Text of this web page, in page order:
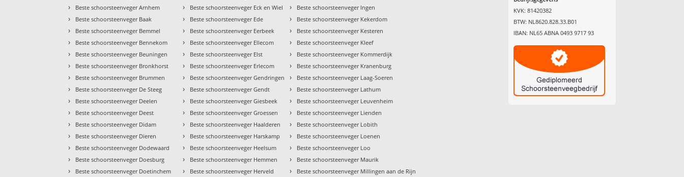
› Beste schoorsteenveger Arnhem
› Beste schoorsteenveger Baak
› Beste schoorsteenveger Bemmel
› Beste schoorsteenveger Bennekom
› Beste schoorsteenveger Beuningen
› Beste schoorsteenveger Bronkhorst
› Beste schoorsteenveger Brummen
› Beste schoorsteenveger De Steeg
› Beste schoorsteenveger Deelen
› Beste schoorsteenveger Deest
› Beste schoorsteenveger Didam
› Beste schoorsteenveger Dieren
› Beste schoorsteenveger Dodewaard
› Beste schoorsteenveger Doesburg
› Beste schoorsteenveger Doetinchem
› Beste schoorsteenveger Eck en Wiel
› Beste schoorsteenveger Ede
› Beste schoorsteenveger Eerbeek
› Beste schoorsteenveger Ellecom
› Beste schoorsteenveger Elst
› Beste schoorsteenveger Erlecom
› Beste schoorsteenveger Gendringen
› Beste schoorsteenveger Gendt
› Beste schoorsteenveger Giesbeek
› Beste schoorsteenveger Groessen
› Beste schoorsteenveger Haalderen
› Beste schoorsteenveger Harskamp
› Beste schoorsteenveger Heelsum
› Beste schoorsteenveger Hemmen
› Beste schoorsteenveger Herveld
› Beste schoorsteenveger Ingen
› Beste schoorsteenveger Kekerdom
› Beste schoorsteenveger Kesteren
› Beste schoorsteenveger Kleef
› Beste schoorsteenveger Kommerdijk
› Beste schoorsteenveger Kranenburg
› Beste schoorsteenveger Laag-Soeren
› Beste schoorsteenveger Lathum
› Beste schoorsteenveger Leuvenheim
› Beste schoorsteenveger Lienden
› Beste schoorsteenveger Lobith
› Beste schoorsteenveger Loenen
› Beste schoorsteenveger Loo
› Beste schoorsteenveger Maurik
› Beste schoorsteenveger Millingen aan de Rijn
KVK: 81420382
BTW: NL8620.828.33.B01
IBAN: NL65 ABNA 0493 9717 93